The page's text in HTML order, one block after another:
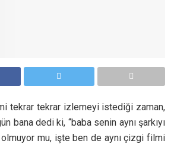
tekrar tekrar izlemeyi istediği zaman,
bana dedi ki, “baba senin aynı şarkıyı
mu, işte ben de aynı çizgi filmi